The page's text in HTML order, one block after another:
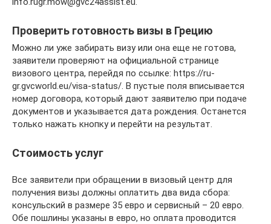
Проверить готовность визы в Грецию
Можно ли уже забирать визу или она еще не готова,
заявители проверяют на официальной странице
визового центра, перейдя по ссылке: https://ru-
gr.gvcworld.eu/visa-status/. В пустые поля вписывается
номер договора, который дают заявителю при подаче
документов и указывается дата рождения. Останется
только нажать кнопку и перейти на результат.
Стоимость услуг
Все заявители при обращении в визовый центр для
получения визы должны оплатить два вида сбора:
консульский в размере 35 евро и сервисный – 20 евро.
Обе пошлины указаны в евро, но оплата проводится